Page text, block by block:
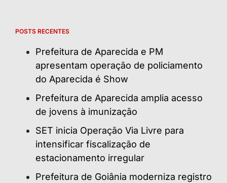
POSTS RECENTES
Prefeitura de Aparecida e PM
apresentam operação de policiamento
do Aparecida é Show
Prefeitura de Aparecida amplia acesso
de jovens à imunização
SET inicia Operação Via Livre para
intensificar fiscalização de
estacionamento irregular
Prefeitura de Goiânia moderniza registro